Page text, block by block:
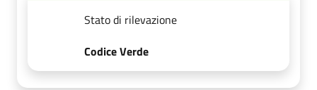
Stato di rilevazione
Codice Verde